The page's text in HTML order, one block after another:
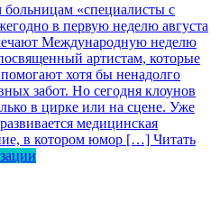
больницам «специалисты с
в первую неделю августа
Международную неделю
артистам, которые
хотя бы ненадолго
забот. Но сегодня клоунов
в цирке или на сцене. Уже
медицинская
в котором юмор […] Читать